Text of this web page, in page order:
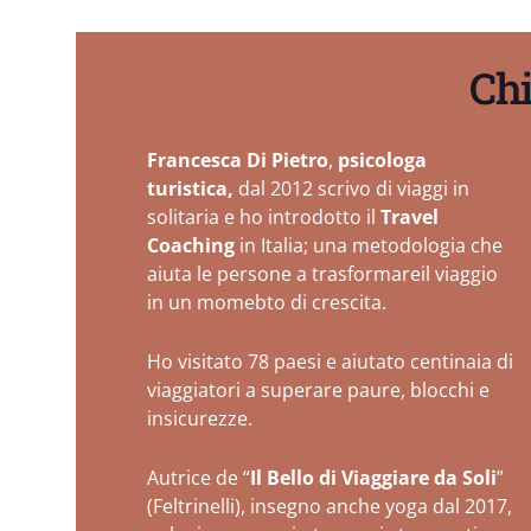
Francesca Di Pietro, psicologa
turistica, dal 2012 scrivo di viaggi in
solitaria e ho introdotto il Travel
Coachingin Italia; una metodologia che
aiuta le persone a trasformareil viaggio
in un momebto di crescita.
Ho visitato 78 paesi e aiutato centinaia di
viaggiatori a superare paure, blocchi e
insicurezze.
Autrice de “Il Bello di Viaggiare da Soli”
(Feltrinelli), insegno anche yoga dal 2017,